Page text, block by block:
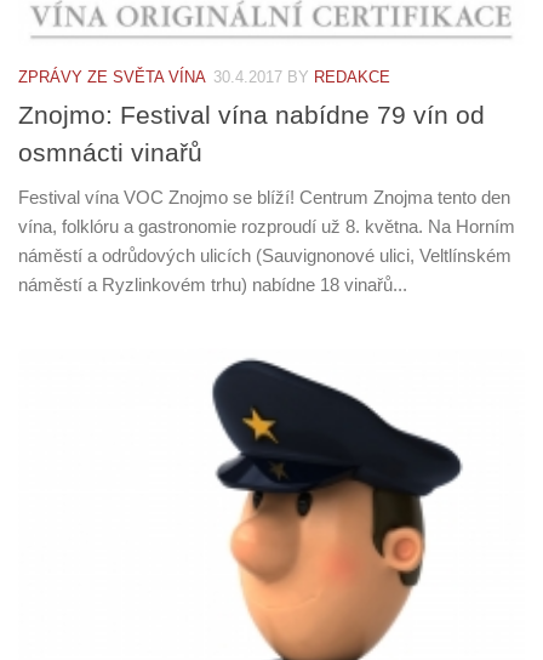
ZPRÁVY ZE SVĚTA VÍNA 30.4.2017 BY REDAKCE
Znojmo: Festival vína nabídne 79 vín od
osmnácti vinařů
Festival vína VOC Znojmo se blíží! Centrum Znojma tento den
vína, folklóru a gastronomie rozproudí už 8. května. Na Horním
náměstí a odrůdových ulicích (Sauvignonové ulici, Veltlínském
náměstí a Ryzlinkovém trhu) nabídne 18 vinařů...